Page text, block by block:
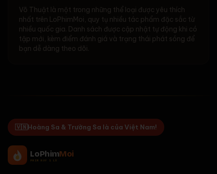
Võ Thuật là một trong những thể loại được yêu thích
nhất trên LoPhimMoi, quy tụ nhiều tác phẩm đặc sắc từ
nhiều quốc gia. Danh sách được cập nhật tự động khi có
tập mới, kèm điểm đánh giá và trạng thái phát sóng để
bạn dễ dàng theo dõi.
🇻🇳 Hoàng Sa & Trường Sa là của Việt Nam!
LoPhimMoi
PHIM HAY 1 LÒ